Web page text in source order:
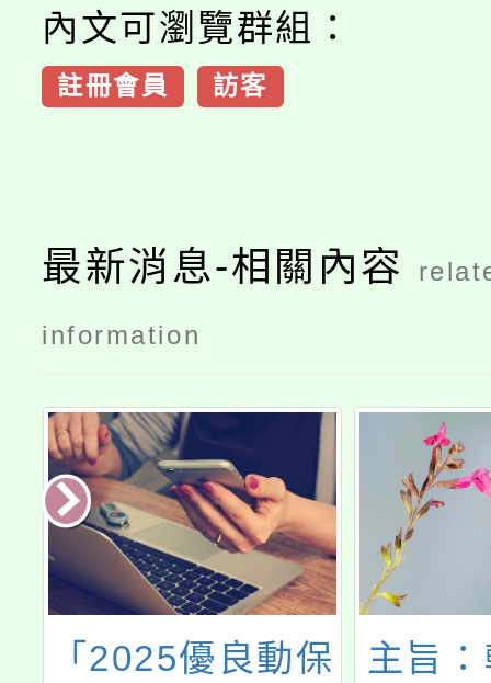
內文可瀏覽群組：
註冊會員 訪客
最新消息-相關內容
information
「2025優良動保
主旨